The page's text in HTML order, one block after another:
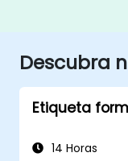
Descubra
Etiqueta
14 Horas